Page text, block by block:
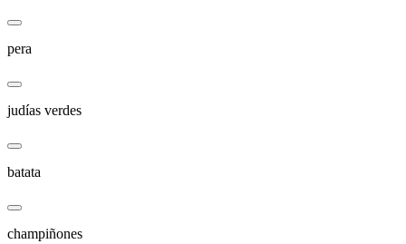
pera
judías verdes
batata
champiñones